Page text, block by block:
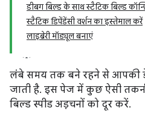
डीबग बिल्ड के साथ स्टैटिक बिल्ड
स्टैटिक डिपेंडेंसी वर्शन का इस्तेमाल करें
लाइब्रेरी मॉड्यूल बनाएं
लंबे समय तक बने रहने से आपकी
जाती है. इस पेज में कुछ ऐसी
बिल्ड स्पीड अड़चनों को दूर करें.